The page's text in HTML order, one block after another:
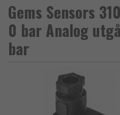
Gems Sensors
0 bar Analog
bar